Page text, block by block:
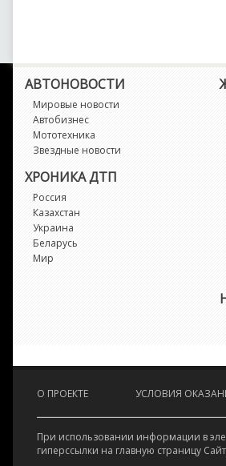
АВТОНОВОСТИ
Мировые новости
Автобизнес
Мототехника
Звездные новости
ХРОНИКА ДТП
Россия
Казахстан
Украина
Беларусь
Мир
О ПРОЕКТЕ УСЛОВИЯ
При использовании информации в
гиперссылки на главную страницу